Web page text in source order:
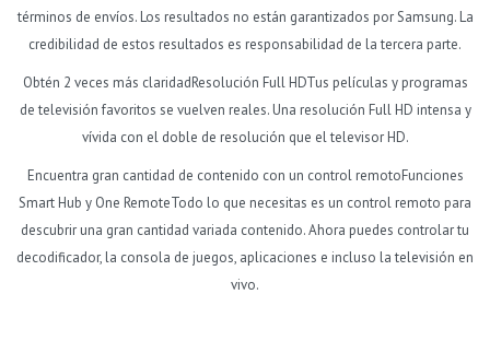
términos de envíos. Los resultados no están garantizados por Samsung. La
credibilidad de estos resultados es responsabilidad de la tercera parte.
Obtén 2 veces más claridadResolución Full HDTus películas y programas
de televisión favoritos se vuelven reales. Una resolución Full HD intensa y
vívida con el doble de resolución que el televisor HD.
Encuentra gran cantidad de contenido con un control remotoFunciones
Smart Hub y One RemoteTodo lo que necesitas es un control remoto para
descubrir una gran cantidad variada contenido. Ahora puedes controlar tu
decodificador, la consola de juegos, aplicaciones e incluso la televisión en
vivo.